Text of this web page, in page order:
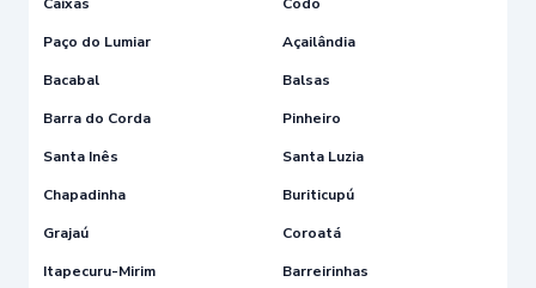
Paço do Lumiar
Açailândia
Bacabal
Balsas
Barra do Corda
Pinheiro
Santa Inês
Santa Luzia
Chapadinha
Buriticupú
Grajaú
Coroatá
Itapecuru-Mirim
Barreirinhas